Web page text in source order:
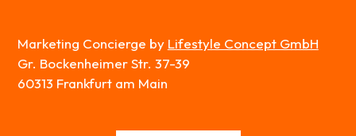
Marketing Concierge by Lifestyle Concept GmbH
Gr. Bockenheimer Str. 37-39
60313 Frankfurt am Main